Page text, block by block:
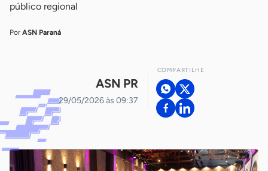
público regional
Por ASN Paraná
ASN PR
29/05/2026 às 09:37
COMPARTILHE